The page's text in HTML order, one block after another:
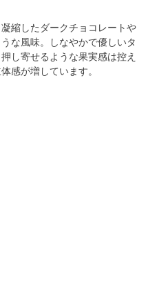
縮したダークチョコレートや
な風味。しなやかで優しいタ
し寄せるような果実感は控え
感が増しています。